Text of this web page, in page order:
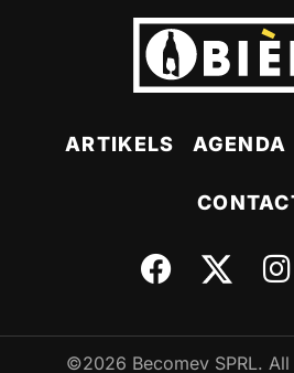
ARTIKELS AGENDA
©2026 Becomev SPRL. All